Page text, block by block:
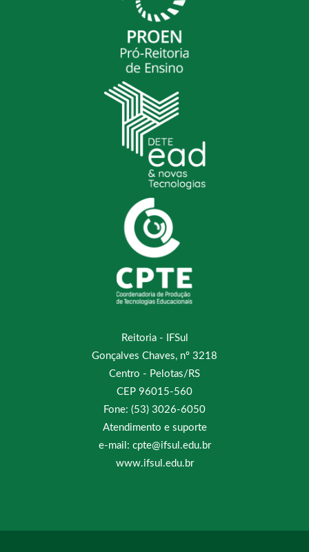
Reitoria - IFSul
Gonçalves Chaves, nº 3218
Centro - Pelotas/RS
CEP 96015-560
Fone: (53) 3026-6050
Atendimento e suporte
e-mail: cpte@ifsul.edu.br
www.ifsul.edu.br